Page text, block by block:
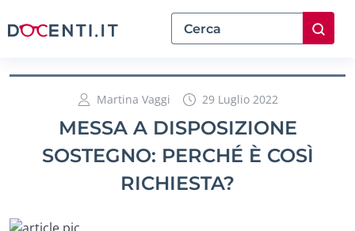
Martina Vaggi 29 Luglio 2022
MESSA A DISPOSIZIONE
SOSTEGNO: PERCHÉ È COSÌ
RICHIESTA?